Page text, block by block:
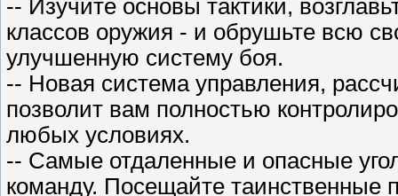
-- Изучите основы тактики,
классов оружия - и обрушьте всю
улучшенную систему боя.
-- Новая система управления,
позволит вам полностью
любых условиях.
-- Самые отдаленные и опасные
команду. Посещайте таинственные